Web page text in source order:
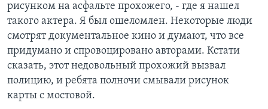
рисунком на асфальте прохожего, - где я нашел
такого актера. Я был ошеломлен. Некоторые люди
смотрят документальное кино и думают, что все
придумано и спровоцировано авторами. Кстати
сказать, этот недовольный прохожий вызвал
полицию, и ребята полночи смывали рисунок
карты с мостовой.